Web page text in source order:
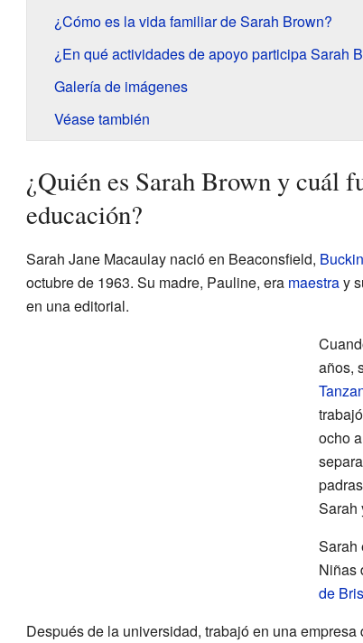
¿Cómo es la vida familiar de Sarah Brown?
¿En qué actividades de apoyo participa Sarah
Galería de imágenes
Véase también
¿Quién es Sarah Brown y cuál
educación?
Sarah Jane Macaulay nació en Beaconsfield,
octubre de 1963. Su madre, Pauline, era maestray
en una editorial.
años,
ocho
Sarah
Sarah
Niñas
de
Después de la universidad, trabajó en una